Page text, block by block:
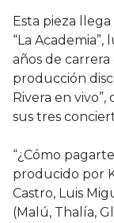
Esta pieza
“La
años de
producción
Rivera en
sus tres
“¿Cómo
producido por
Castro, Luis
(Malú, Thalía,